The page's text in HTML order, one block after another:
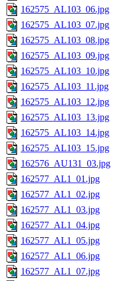
162575_AL103_06.jpg
162575_AL103_07.jpg
162575_AL103_08.jpg
162575_AL103_09.jpg
162575_AL103_10.jpg
162575_AL103_11.jpg
162575_AL103_12.jpg
162575_AL103_13.jpg
162575_AL103_14.jpg
162575_AL103_15.jpg
162576_AU131_03.jpg
162577_AL1_01.jpg
162577_AL1_02.jpg
162577_AL1_03.jpg
162577_AL1_04.jpg
162577_AL1_05.jpg
162577_AL1_06.jpg
162577_AL1_07.jpg